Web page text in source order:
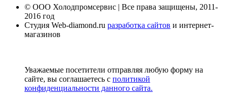
© ООО Холодпромсервис | Все права защищены, 2011-
2016 год
Студия Web-diamond.ru разработка сайтов и интернет-
магазинов
Уважаемые посетители отправляя любую форму на
сайте, вы соглашаетесь с политикой
конфиденциальности данного сайта.